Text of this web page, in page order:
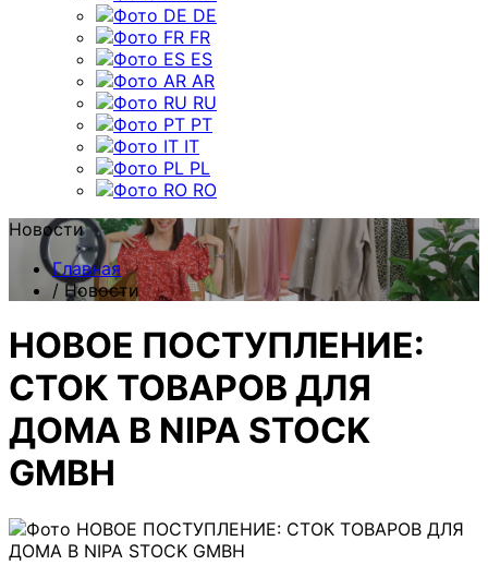
DE
FR
ES
AR
RU
PT
IT
PL
RO
Новости
Главная
/ Новости
НОВОЕ ПОСТУПЛЕНИЕ:
СТОК ТОВАРОВ ДЛЯ
ДОМА В NIPA STOCK
GMBH